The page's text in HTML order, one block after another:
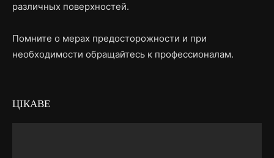
различных поверхностей.
Помните о мерах предосторожности и при
необходимости обращайтесь к профессионалам.
ЦІКАВЕ